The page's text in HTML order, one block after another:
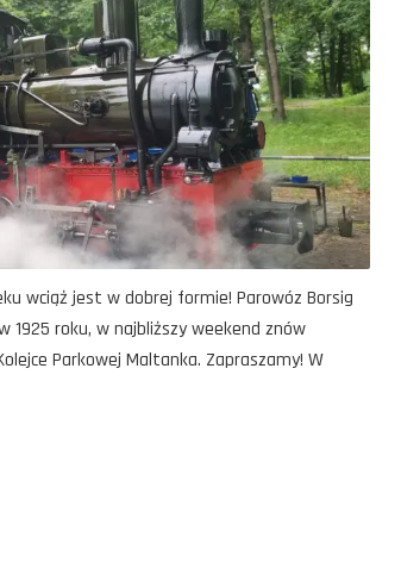
wciąż jest w dobrej formie! Parowóz Borsig
1925 roku, w najbliższy weekend znów
Parkowej Maltanka. Zapraszamy! W